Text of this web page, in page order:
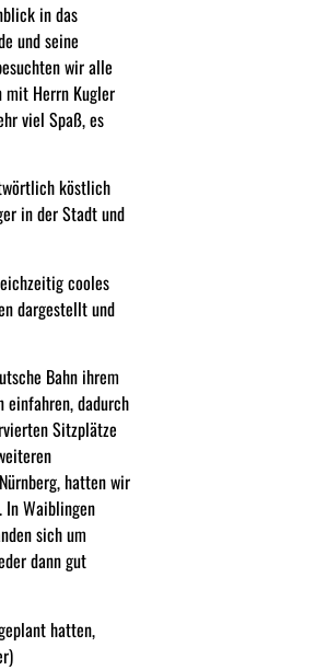
in das
und seine
wir alle
mit Herrn Kugler
viel Spaß, es
köstlich
in der Stadt und
cooles
dargestellt und
Bahn ihrem
einfahren, dadurch
Sitzplätze
hatten wir
In Waiblingen
sich um
dann gut
hatten,